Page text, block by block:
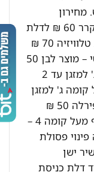
לתוספות מיוחדות: פרוק דלתות למקרר 60 ₪ לדלת
תוספת קומה מעל קומה ג' למקרר / טלוויזיה 70 ₪
לקומה תוספת קומה בתוך בית פרטי – מוצר לבן 50
₪ לקומה תוספת קומה מעל קומה ג' למזגן עד 2
ג' למזגן
מעל 2 כ"ס 70 ₪ לקומה מדרגות ספירלה 50 ₪
לקומה מנוף עד קומה 4 400 ₪ מנוף מעל קומה 4 –
לקומה פינוי פסולת
ישן
דלת כניסת